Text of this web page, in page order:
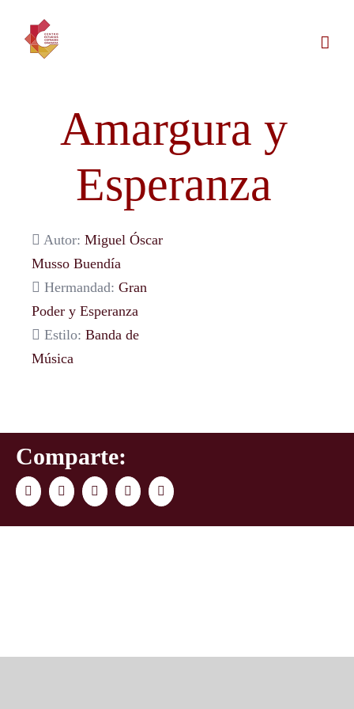
contenido
Amargura y
Esperanza
Autor: Miguel Óscar
Musso Buendía
Hermandad: Gran
Poder y Esperanza
Estilo: Banda de
Música
Comparte:
FacebookTwitter LinkedInWhatsAppCorreo
electrónico